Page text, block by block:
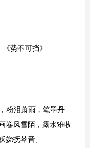
势不可挡》
粉泪萧雨，笔墨丹
卷风雪陌，露水难收
娆抚琴音。